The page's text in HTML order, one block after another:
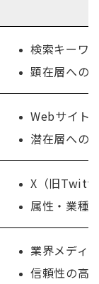
検索キーワ
顕在層への
Webサイト
潜在層への
X（旧
属性・業種
業界メディ
信頼性の高